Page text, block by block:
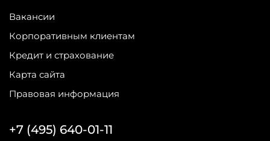
Вакансии
Корпоративным клиентам
Кредит и страхование
Карта сайта
Правовая информация
+7 (495) 640-01-11